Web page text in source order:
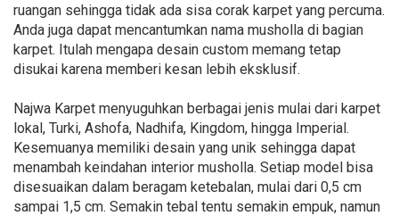
ruangan sehingga tidak ada sisa corak karpet yang percuma.
Anda juga dapat mencantumkan nama musholla di bagian
karpet. Itulah mengapa desain custom memang tetap
disukai karena memberi kesan lebih eksklusif.
Najwa Karpet menyuguhkan berbagai jenis mulai dari karpet
lokal, Turki, Ashofa, Nadhifa, Kingdom, hingga Imperial.
Kesemuanya memiliki desain yang unik sehingga dapat
menambah keindahan interior musholla. Setiap model bisa
disesuaikan dalam beragam ketebalan, mulai dari 0,5 cm
sampai 1,5 cm. Semakin tebal tentu semakin empuk, namun